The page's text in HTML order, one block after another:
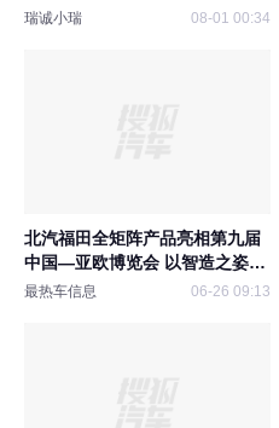
考
瑞诚小瑞 08-01 00:34
北汽福田全矩阵产品亮相第九届
中国—亚欧博览会 以智造之姿擎
绘丝路宏图
最热车信息 06-26 09:13